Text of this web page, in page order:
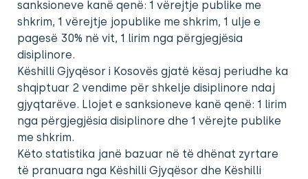
sanksioneve kanë qenë: 1 vërejtje publike me
shkrim, 1 vërejtje jopublike me shkrim, 1 ulje e
pagesë 30% në vit, 1 lirim nga përgjegjësia
disiplinore.
Këshilli Gjyqësor i Kosovës gjatë kësaj periudhe ka
shqiptuar 2 vendime për shkelje disiplinore ndaj
gjyqtarëve. Llojet e sanksioneve kanë qenë: 1 lirim
nga përgjegjësia disiplinore dhe 1 vërejte publike
me shkrim.
Këto statistika janë bazuar në të dhënat zyrtare
të pranuara nga Këshilli Gjyqësor dhe Këshilli